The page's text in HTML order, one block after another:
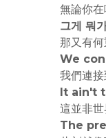
無論你
그게 뭐
那又有
We
我們連
It ain't
這並非世
The